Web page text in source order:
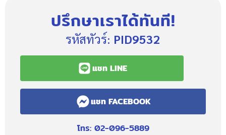
ปรึกษาเราได้ทันที!
รหัสทัวร์: PID9532
แชท LINE
แชท FACEBOOK
โทร: 02-096-5889